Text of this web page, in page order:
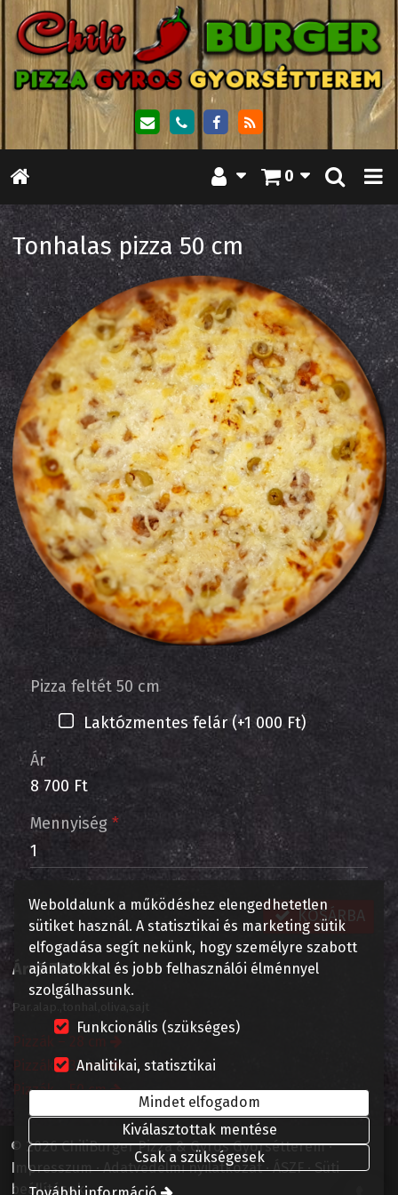
0
Tonhalas pizza 50 cm
Pizza feltét 50 cm
Laktózmentes felár (+1 000 Ft)
Ár
8 700 Ft
Mennyiség *
KOSÁRBA
Ár:8 700 Ft
Par.alap.,tonhal,oliva,sajt
Pizzák – 32 cm
Pizzák – 50 cm
© 2026 ChiliBurger Pizza & Gyros Gyorsétterem
Impresszum
Adatvédelmi nyilatkozat ÁSZF
Süti
beállítások
Weboldalunk a működéshez elengedhetetlen
sütiket használ. A statisztikai és marketing sütik
elfogadása segít nekünk, hogy személyre szabott
ajánlatokkal és jobb felhasználói élménnyel
szolgálhassunk.
Funkcionális (szükséges)
Analitikai, statisztikai
Mindet elfogadom
Kiválasztottak mentése
Csak a szükségesek